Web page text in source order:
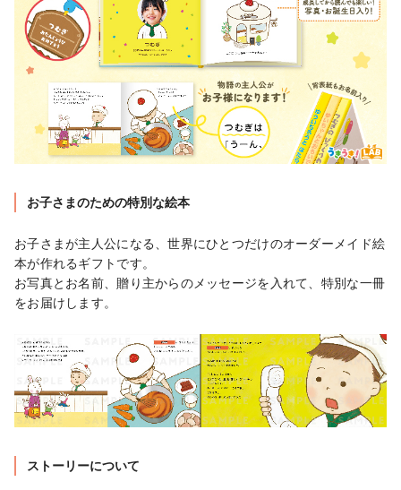
お子さまのための特別な絵本
お子さまが主人公になる、世界にひとつだけのオーダーメイド絵
本が作れるギフトです。
お写真とお名前、贈り主からのメッセージを入れて、特別な一冊
をお届けします。
ストーリーについて